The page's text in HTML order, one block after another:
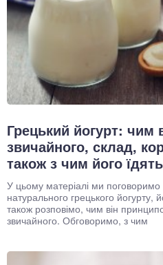
Грецький йогурт: чим
звичайного, склад,
також з чим його їдять
У цьому матеріалі ми поговоримо
натурального грецького йогурту,
також розповімо, чим він
звичайного. Обговоримо, з чим